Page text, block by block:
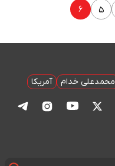
۵ ۶
محمدعلی خدام آمریکا